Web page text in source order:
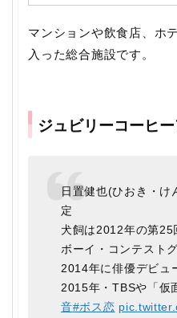
マンションや飲食店、ホ
入った総合施設です。
ジュビリーコーヒ
日置健也(ひおき・け
定
犬飼は2012年の第25
ボーイ・コンテスト
2014年に俳優デビュ
2015年・TBSや「仮
音#ボス恋